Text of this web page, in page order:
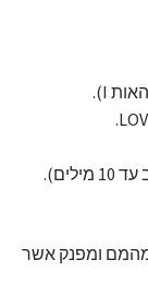
ומפנק אשר